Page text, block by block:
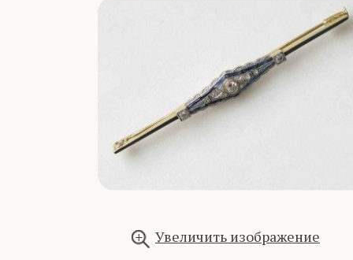
Увеличить изображение